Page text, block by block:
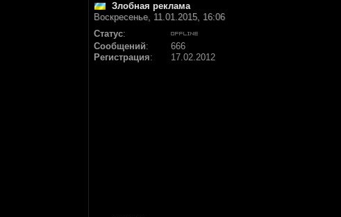
Злобная реклама
Воскресенье, 11.01.2015, 16:06
Статус:
Сообщений:
666
Регистрация: 17.02.2012